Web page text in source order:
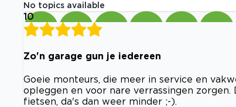
No topics available
10
Zo'n garage gun je iedereen
Goeie monteurs, die meer in service en
opleggen en voor nare verrassingen
fietsen, da's dan weer minder ;-).